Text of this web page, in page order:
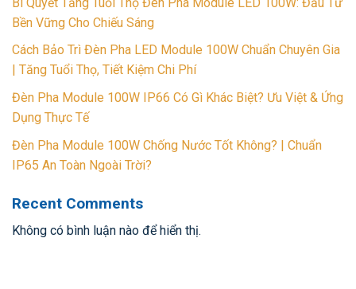
Bền Vững Cho Chiếu Sáng
Cách Bảo Trì Đèn Pha LED Module 100W Chuẩn Chuyên Gia
| Tăng Tuổi Thọ, Tiết Kiệm Chi Phí
Đèn Pha Module 100W IP66 Có Gì Khác Biệt? Ưu Việt & Ứng
Dụng Thực Tế
Đèn Pha Module 100W Chống Nước Tốt Không? | Chuẩn
IP65 An Toàn Ngoài Trời?
Recent Comments
Không có bình luận nào để hiển thị.